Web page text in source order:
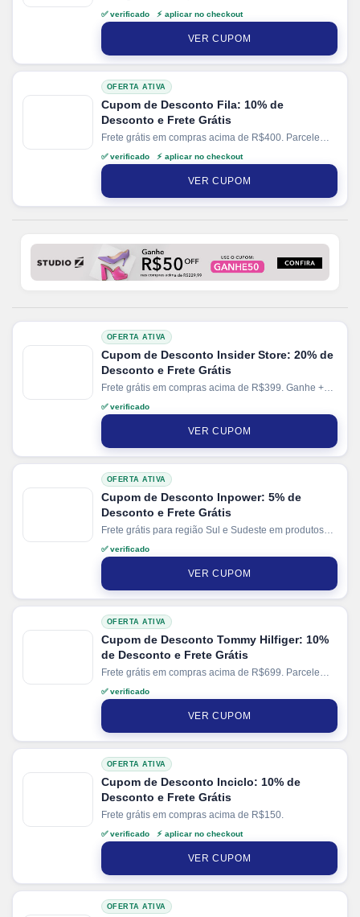
suas compras em até 10x sem juros no cartão. Ganhe
+ 10% de desconto em pagamentos via PIX. Valido
em produtos selecionados.
✅ verificado ⚡ aplicar no checkout
VER CUPOM
OFERTA ATIVA
Cupom de Desconto Fila: 10% de
Desconto e Frete Grátis
Frete grátis em compras acima de R$400. Parcele
suas compras em até 10x sem juros no cartão. Ganhe
+ 10% de desconto em pagamentos via PIX.
✅ verificado ⚡ aplicar no checkout
VER CUPOM
OFERTA ATIVA
Cupom de Desconto Insider Store: 20% de
Desconto e Frete Grátis
Frete grátis em compras acima de R$399. Ganhe +
2% de desconto em pagamentos via PIX.
✅ verificado
VER CUPOM
OFERTA ATIVA
Cupom de Desconto Inpower: 5% de
Desconto e Frete Grátis
Frete grátis para região Sul e Sudeste em produtos
selecionados. Parcele suas compras em até 12x sem
juros no cartão. Ganhe + 15% de desconto em
pagamentos via PIX.
✅ verificado
VER CUPOM
OFERTA ATIVA
Cupom de Desconto Tommy Hilfiger: 10%
de Desconto e Frete Grátis
Frete grátis em compras acima de R$699. Parcele
suas compras em até 10x sem juros.
✅ verificado
VER CUPOM
OFERTA ATIVA
Cupom de Desconto Inciclo: 10% de
Desconto e Frete Grátis
Frete grátis em compras acima de R$150.
✅ verificado ⚡ aplicar no checkout
VER CUPOM
OFERTA ATIVA